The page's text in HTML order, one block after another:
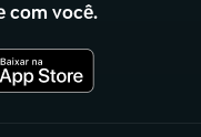
com você.